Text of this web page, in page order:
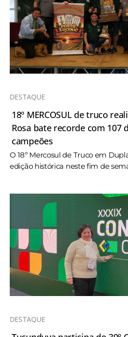
DESTAQUE
18º MERCOSUL de truco
Rosa bate recorde com 107
campeões
O 18º Mercosul de Truco em
edição histórica neste fim de
DESTAQUE